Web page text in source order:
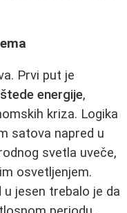
Prvi put je
energije,
kriza. Logika
satova napred u
svetla uveče,
osvetljenjem.
jesen trebalo je da